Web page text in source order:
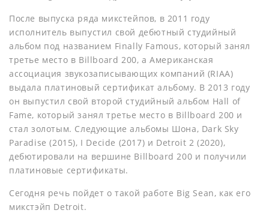
После выпуска ряда микстейпов, в 2011 году
исполнитель выпустил свой дебютный студийный
альбом под названием Finally Famous, который занял
третье место в Billboard 200, а Американская
ассоциация звукозаписывающих компаний (RIAA)
выдала платиновый сертификат альбому. В 2013 году
он выпустил свой второй студийный альбом Hall of
Fame, который занял третье место в Billboard 200 и
стал золотым. Следующие альбомы Шона, Dark Sky
Paradise (2015), I Decide (2017) и Detroit 2 (2020),
дебютировали на вершине Billboard 200 и получили
платиновые сертификаты.
Сегодня речь пойдет о такой работе Big Sean, как его
микстэйп Detroit.